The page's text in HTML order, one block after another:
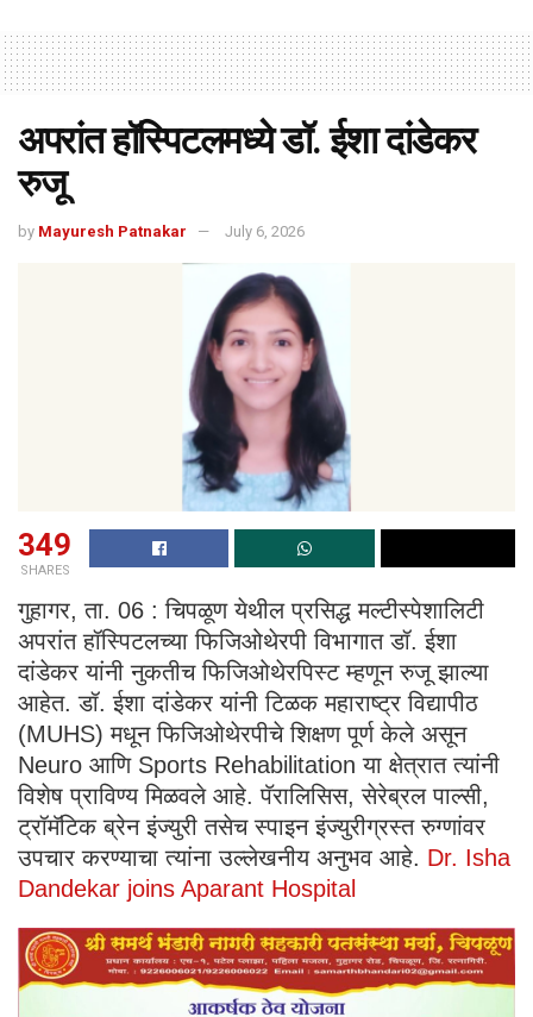
अपरांत हॉस्पिटलमध्ये डॉ. ईशा दांडेकर
रुजू
by Mayuresh Patnakar July 6, 2026
349
SHARES
गुहागर, ता. 06 : चिपळूण येथील प्रसिद्ध मल्टीस्पेशालिटी
अपरांत हॉस्पिटलच्या फिजिओथेरपी विभागात डॉ. ईशा
दांडेकर यांनी नुकतीच फिजिओथेरपिस्ट म्हणून रुजू झाल्या
आहेत. डॉ. ईशा दांडेकर यांनी टिळक महाराष्ट्र विद्यापीठ
(MUHS) मधून फिजिओथेरपीचे शिक्षण पूर्ण केले असून
Neuro आणि Sports Rehabilitation या क्षेत्रात त्यांनी
विशेष प्राविण्य मिळवले आहे. पॅरालिसिस, सेरेब्रल पाल्सी,
ट्रॉमॅटिक ब्रेन इंज्युरी तसेच स्पाइन इंज्युरीग्रस्त रुग्णांवर
उपचार करण्याचा त्यांना उल्लेखनीय अनुभव आहे. Dr. Isha
Dandekar joins Aparant Hospital